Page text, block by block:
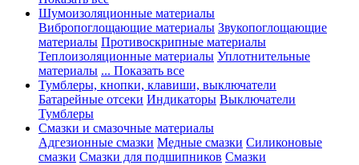
Шумоизоляционные материалы
Вибропоглощающие материалы Звукопоглощающие
материалы Противоскрипные материалы
Теплоизоляционные материалы Уплотнительные
материалы ... Показать все
Тумблеры, кнопки, клавиши, выключатели
Батарейные отсеки Индикаторы Выключатели
Тумблеры
Смазки и смазочные материалы
Адгезионные смазки Медные смазки Силиконовые
смазки Смазки для подшипников Смазки